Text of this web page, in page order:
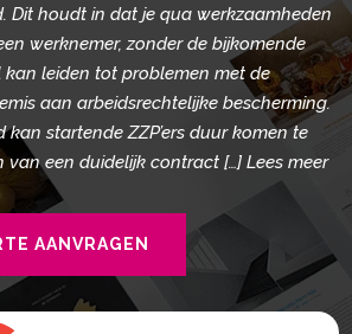
Dit houdt in dat je qua werkzaamheden
werknemer, zonder de bijkomende
kan leiden tot problemen met de
aan arbeidsrechtelijke bescherming.
startende ZZP’ers duur komen te
van een duidelijk contract […] Lees meer
AANVRAGEN